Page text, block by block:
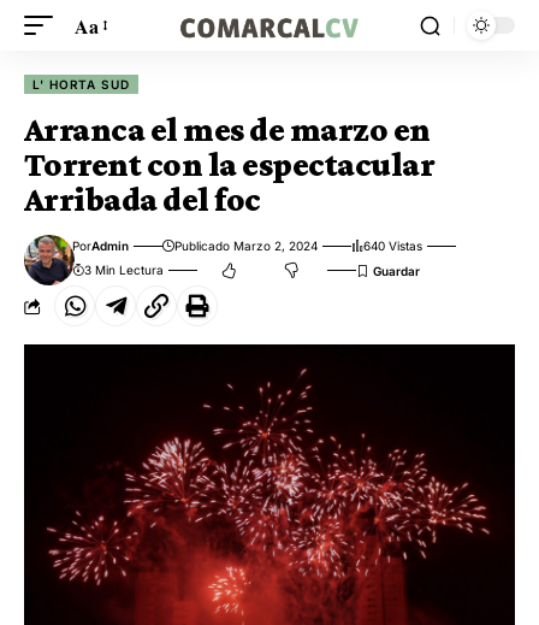
Aa
L' HORTA SUD
Arranca el mes de marzo en
Torrent con la espectacular
Arribada del foc
PorAdmin Publicado Marzo 2, 2024
640 Vistas
3 Min Lectura